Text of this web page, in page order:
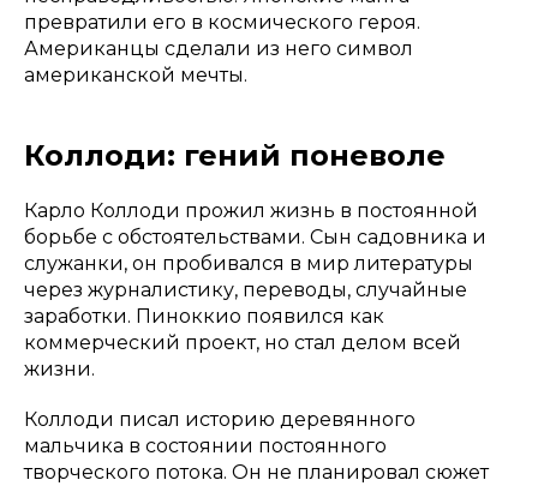
превратили его в космического героя.
Американцы сделали из него символ
американской мечты.
Коллоди: гений поневоле
Карло Коллоди прожил жизнь в постоянной
борьбе с обстоятельствами. Сын садовника и
служанки, он пробивался в мир литературы
через журналистику, переводы, случайные
заработки. Пиноккио появился как
коммерческий проект, но стал делом всей
жизни.
Коллоди писал историю деревянного
мальчика в состоянии постоянного
творческого потока. Он не планировал сюжет